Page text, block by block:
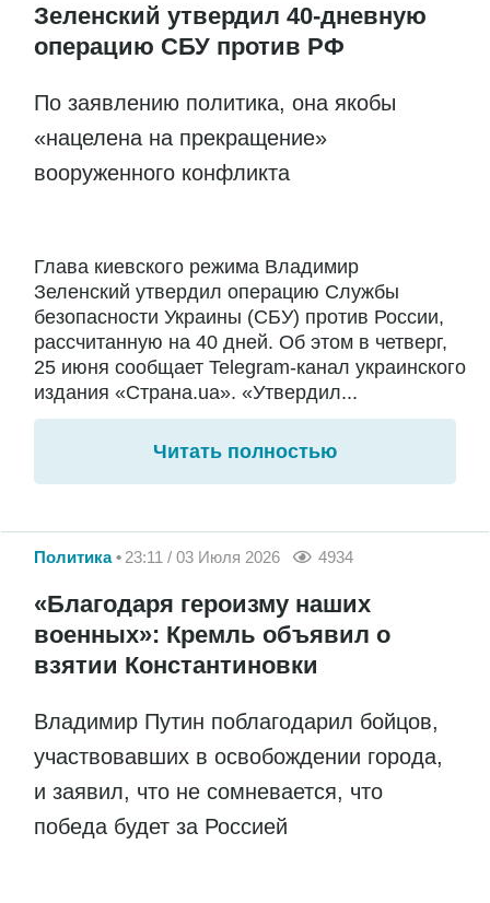
Зеленский утвердил 40-дневную
операцию СБУ против РФ
По заявлению политика, она якобы
«нацелена на прекращение»
вооруженного конфликта
Глава киевского режима Владимир
Зеленский утвердил операцию Службы
безопасности Украины (СБУ) против России,
рассчитанную на 40 дней. Об этом в четверг,
25 июня сообщает Telegram-канал украинского
издания «Страна.ua». «Утвердил...
Читать полностью
Политика 23:11 / 03 Июля 2026 4934
«Благодаря героизму наших
военных»: Кремль объявил о
взятии Константиновки
Владимир Путин поблагодарил бойцов,
участвовавших в освобождении города,
и заявил, что не сомневается, что
победа будет за Россией